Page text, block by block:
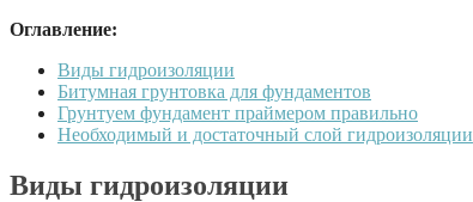
Оглавление:
Виды гидроизоляции
Битумная грунтовка для фундаментов
Грунтуем фундамент праймером правильно
Необходимый и достаточный слой гидроизоляции
Виды гидроизоляции